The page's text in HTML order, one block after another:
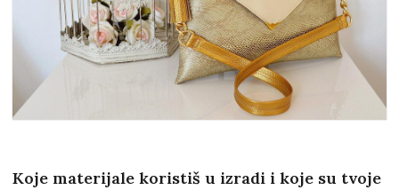
Koje materijale koristiš u izradi i koje su tvoje